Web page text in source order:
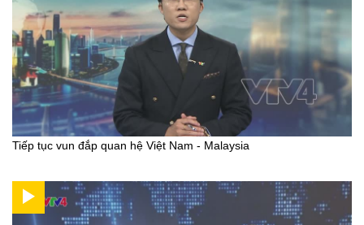
Tiếp tục vun đắp quan hệ Việt Nam - Malaysia